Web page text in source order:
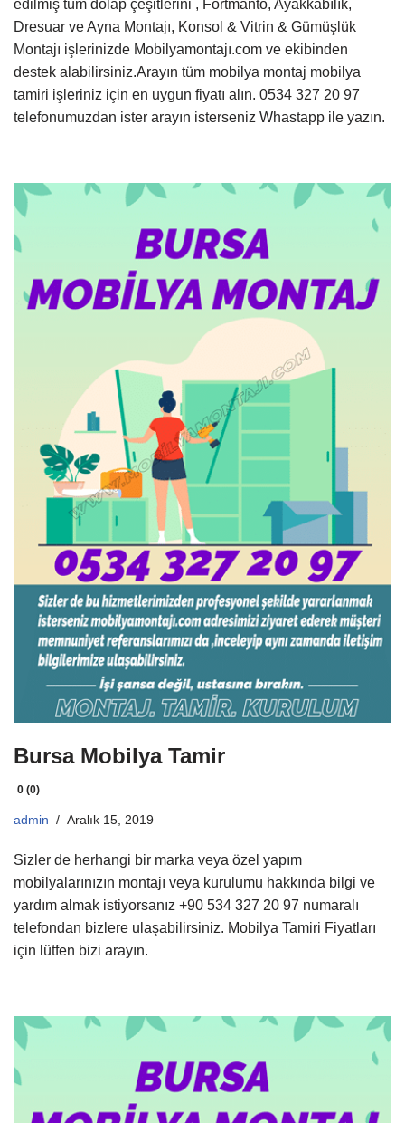
edilmiş tüm dolap çeşitlerini , Fortmanto, Ayakkabılık,
Dresuar ve Ayna Montajı, Konsol & Vitrin & Gümüşlük
Montajı işlerinizde Mobilyamontajı.com ve ekibinden
destek alabilirsiniz.Arayın tüm mobilya montaj mobilya
tamiri işleriniz için en uygun fiyatı alın. 0534 327 20 97
telefonumuzdan ister arayın isterseniz Whastapp ile yazın.
Bursa Mobilya Tamir
0 (0)
admin Aralık 15, 2019
Sizler de herhangi bir marka veya özel yapım
mobilyalarınızın montajı veya kurulumu hakkında bilgi ve
yardım almak istiyorsanız +90 534 327 20 97 numaralı
telefondan bizlere ulaşabilirsiniz. Mobilya Tamiri Fiyatları
için lütfen bizi arayın.